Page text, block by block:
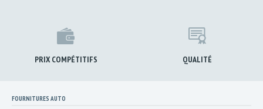
PRIX COMPÉTITIFS QUALITÉ
FOURNITURES AUTO